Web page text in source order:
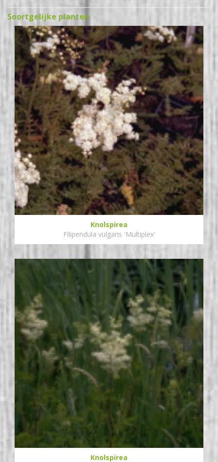
Soortgelijke planten
Knolspirea
Filipendula vulgaris 'Multiplex'
Knolspirea